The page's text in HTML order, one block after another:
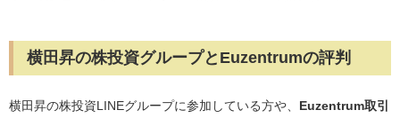
横田昇の株投資グループとEuzentrumの評判
横田昇の株投資LINEグループに参加している方や、 Euzentrum取引